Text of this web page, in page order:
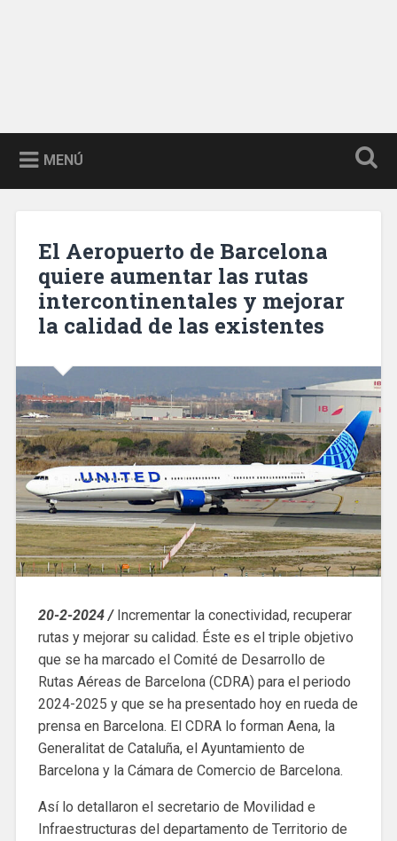
MENÚ
El Aeropuerto de Barcelona
quiere aumentar las rutas
intercontinentales y mejorar
la calidad de las existentes
20-2-2024 /Incrementar la conectividad, recuperar
rutas y mejorar su calidad. Éste es el triple objetivo
que se ha marcado el Comité de Desarrollo de
Rutas Aéreas de Barcelona (CDRA) para el periodo
2024-2025 y que se ha presentado hoy en rueda de
prensa en Barcelona. El CDRA lo forman Aena, la
Generalitat de Cataluña, el Ayuntamiento de
Barcelona y la Cámara de Comercio de Barcelona.
Así lo detallaron el secretario de Movilidad e
Infraestructuras del departamento de Territorio de